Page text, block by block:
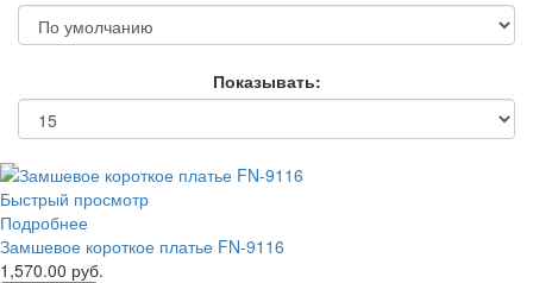
Показывать:
Быстрый просмотр
Подробнее
Замшевое короткое платье FN-9116
1,570.00 руб.